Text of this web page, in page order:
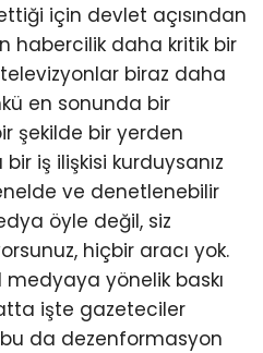
için devlet açısından
habercilik daha kritik bir
biraz daha
en sonunda bir
şekilde bir yerden
iş ilişkisi kurduysanız
ve denetlenebilir
öyle değil, siz
hiçbir aracı yok.
yönelik baskı
işte gazeteciler
bu da dezenformasyon